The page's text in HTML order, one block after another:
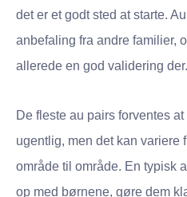
det er et godt sted at starte.
anbefaling fra andre familier,
allerede en god validering der.
De fleste au pairs forventes
ugentlig, men det kan variere
område til område. En typisk
op med børnene, gøre dem